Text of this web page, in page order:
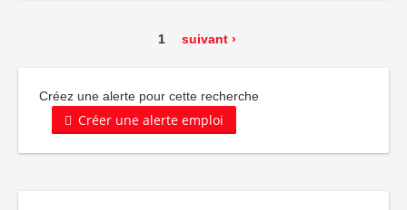
1 suivant ›
Créez une alerte pour cette recherche
Créer une alerte emploi